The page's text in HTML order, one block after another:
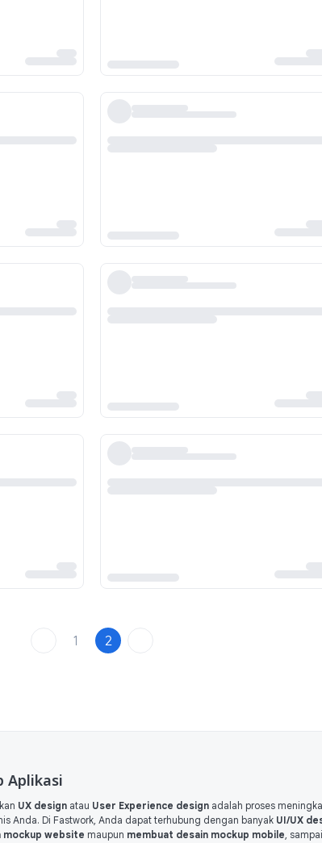
1 2
Aplikasi
UX design atau User Experience design adalah proses
Anda. Di Fastwork, Anda dapat terhubung dengan banyak UI/UX
mockup website maupun membuat desain mockup mobile,